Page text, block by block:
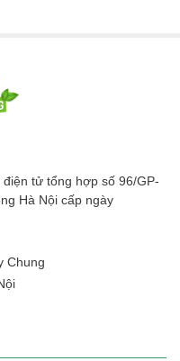
tử tổng hợp số 96/GP-
Hà Nội cấp ngày
Chung